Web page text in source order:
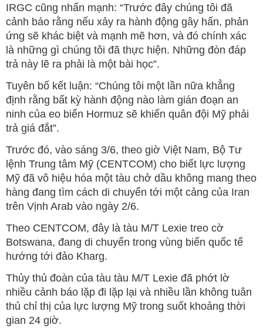
IRGC cũng nhấn mạnh: “Trước đây chúng tôi đã
cảnh báo rằng nếu xảy ra hành động gây hấn, phản
ứng sẽ khác biệt và mạnh mẽ hơn, và đó chính xác
là những gì chúng tôi đã thực hiện. Những đòn đáp
trả này lẽ ra phải là một bài học”.
Tuyên bố kết luận: “Chúng tôi một lần nữa khẳng
định rằng bất kỳ hành động nào làm gián đoạn an
ninh của eo biển Hormuz sẽ khiến quân đội Mỹ phải
trả giá đắt”.
Trước đó, vào sáng 3/6, theo giờ Việt Nam, Bộ Tư
lệnh Trung tâm Mỹ (CENTCOM) cho biết lực lượng
Mỹ đã vô hiệu hóa một tàu chở dầu không mang theo
hàng đang tìm cách di chuyển tới một cảng của Iran
trên Vịnh Arab vào ngày 2/6.
Theo CENTCOM, đây là tàu M/T Lexie treo cờ
Botswana, đang di chuyển trong vùng biển quốc tế
hướng tới đảo Kharg.
Thủy thủ đoàn của tàu tàu M/T Lexie đã phớt lờ
nhiều cảnh báo lặp đi lặp lại và nhiều lần không tuân
thủ chỉ thị của lực lượng Mỹ trong suốt khoảng thời
gian 24 giờ.